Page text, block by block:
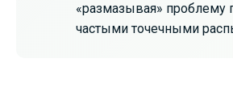
«размазывая» проблему
частыми точечными